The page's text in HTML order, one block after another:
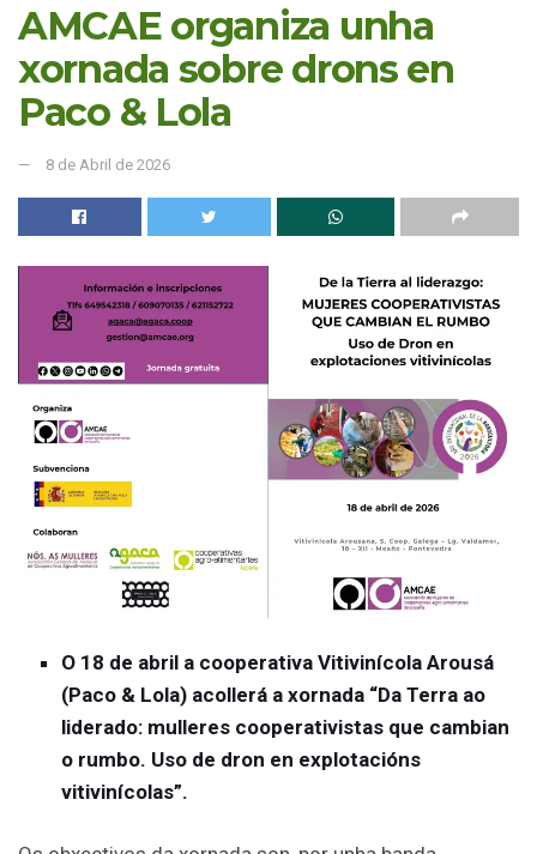
AMCAE organiza unha
xornada sobre drons en
Paco & Lola
8 de Abril de 2026
O 18 de abril a cooperativa Vitivinícola Arousá
(Paco & Lola) acollerá a xornada “Da Terra ao
liderado: mulleres cooperativistas que cambian
o rumbo. Uso de dron en explotacións
vitivinícolas”.